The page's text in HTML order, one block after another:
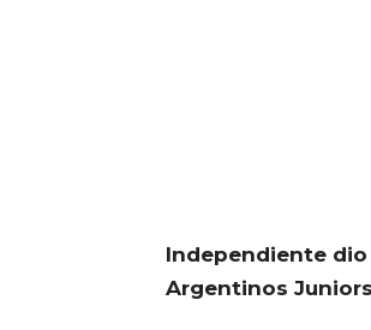
Independiente
Argentinos Juniors